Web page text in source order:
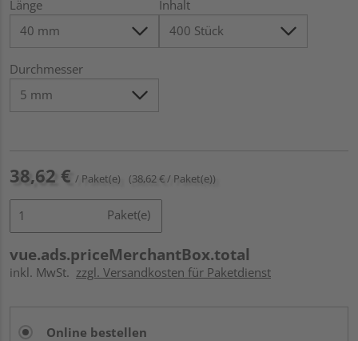
Länge Inhalt
Durchmesser
38,62 € / Paket(e) (38,62 € / Paket(e))
Paket(e)
vue.ads.priceMerchantBox.total
inkl. MwSt. zzgl. Versandkosten für Paketdienst
Online bestellen